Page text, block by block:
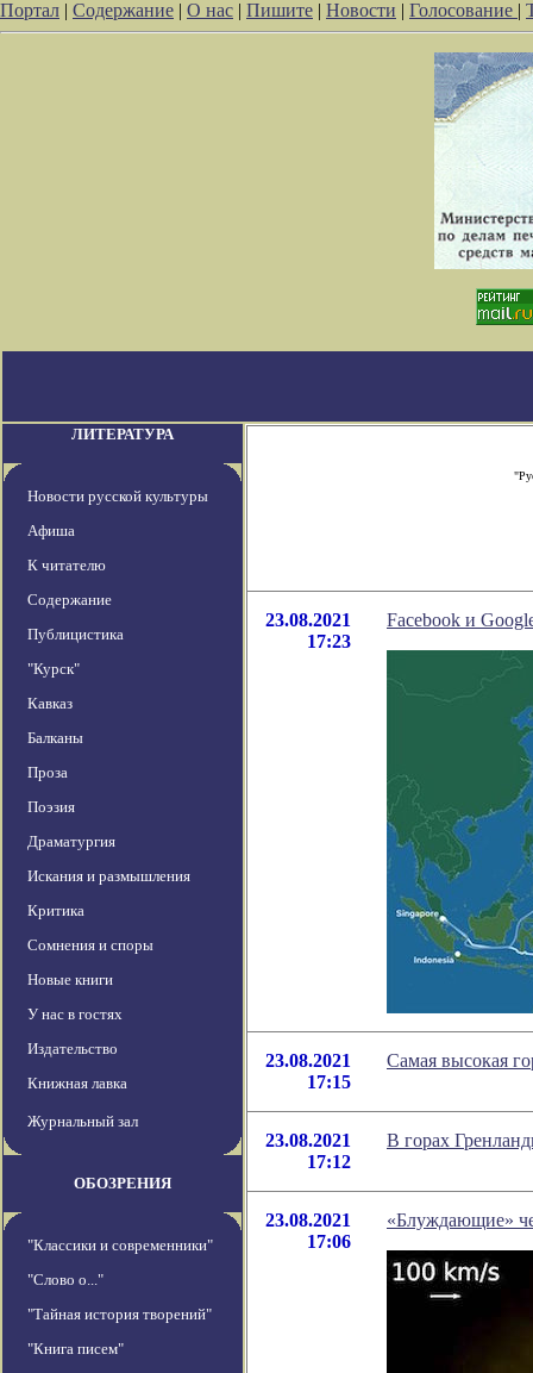
Портал | Содержание | О нас | Пишите | Новости | Голосование |
ЛИТЕРАТУРА
Новости русской культуры
Афиша
К читателю
Содержание
Публицистика
"Курск"
Кавказ
Балканы
Проза
Поэзия
Драматургия
Искания и размышления
Критика
Сомнения и споры
Новые книги
У нас в гостях
Издательство
Книжная лавка
Журнальный зал
ОБОЗРЕНИЯ
"Классики и современники"
"Слово о..."
"Тайная история творений"
"Книга писем"
23.08.2021
17:23
Facebook и
23.08.2021
17:15
Самая высокая
23.08.2021
17:12
В горах
23.08.2021
17:06
«Блуждающие»